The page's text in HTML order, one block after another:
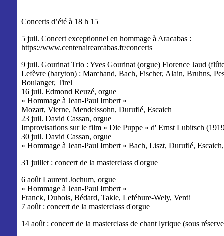
Concerts d’été à 18 h 15
5 juil. Concert exceptionnel en hommage à Aracabas :
https://www.centenairearcabas.fr/concerts
9 juil. Gourinat Trio : Yves Gourinat (orgue) Florence Jaud
Lefèvre (baryton) : Marchand, Bach, Fischer, Alain, Bruhns,
Boulanger, Tirel
16 juil. Edmond Reuzé, orgue
« Hommage à Jean-Paul Imbert »
Mozart, Vierne, Mendelssohn, Duruflé, Escaich
23 juil. David Cassan, orgue
Improvisations sur le film « Die Puppe » d' Ernst Lubitsch
30 juil. David Cassan, orgue
« Hommage à Jean-Paul Imbert » Bach, Liszt, Duruflé,
31 juillet : concert de la masterclass d'orgue
6 août Laurent Jochum, orgue
« Hommage à Jean-Paul Imbert »
Franck, Dubois, Bédard, Takle, Lefébure-Wely, Verdi
7 août : concert de la masterclass d'orgue
14 août : concert de la masterclass de chant lyrique (sous